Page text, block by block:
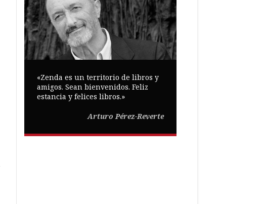
«Zenda es un territorio de libros y
amigos. Sean bienvenidos. Feliz
estancia y felices libros.»
Arturo Pérez-Reverte